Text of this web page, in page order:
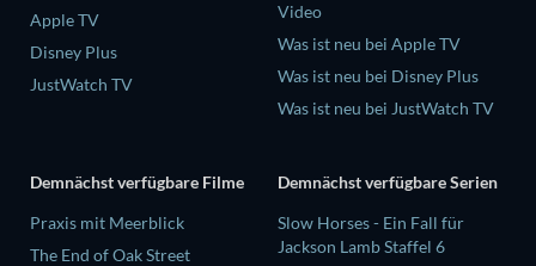
Apple TV
Disney Plus
JustWatch TV
Video
Was ist neu bei Apple TV
Was ist neu bei Disney Plus
Was ist neu bei JustWatch TV
Demnächst verfügbare Filme
Praxis mit Meerblick
The End of Oak Street
Demnächst verfügbare Serien
Slow Horses - Ein Fall für
Jackson Lamb Staffel 6